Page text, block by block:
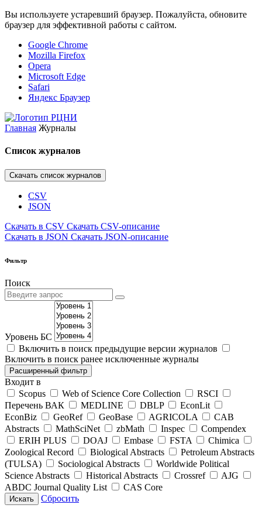
Вы используете устаревший браузер. Пожалуйста, обновите
браузер для эффективной работы с сайтом.
Google Chrome
Mozilla Firefox
Opera
Microsoft Edge
Safari
Яндекс Браузер
Главная Журналы
Список журналов
Скачать список журналов
CSV
JSON
Скачать в CSV Скачать CSV-описание
Скачать в JSON Скачать JSON-описание
Фильтр
Поиск
Уровень БС
Включить в поиск предыдущие версии журналов
Включить в поиск ранее исключенные журналы
Расширенный фильтр
Входит в
Scopus
Web of Science Core Collection
RSCI
Перечень ВАК
MEDLINE DBLP
EconLit
EconBiz
GeoRef GeoBase AGRICOLA
CAB
Abstracts
MathSciNet zbMath Inspec
Compendex
ERIH PLUS
DOAJ Embase FSTA
Chimica
Zoological Record
Biological Abstracts
Petroleum Abstracts
(TULSA)
Sociological Abstracts
Worldwide Political
Science Abstracts
Historical Abstracts Crossref
AJG
ABDC Journal Quality List
CAS Core
Искать Сбросить